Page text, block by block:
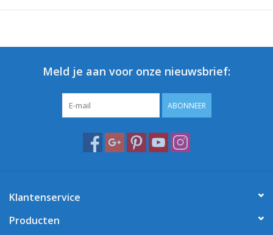
Meld je aan voor onze nieuwsbrief:
ABONNEER
Klantenservice
Producten